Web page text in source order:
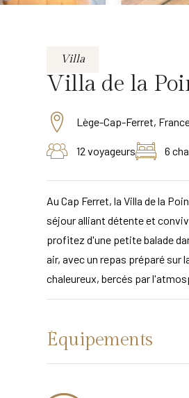
Villa
Villa de la
Lège-Cap-Ferret,
12 voyageurs 6
Au Cap Ferret, la Villa de la
séjour alliant détente et
profitez d'une petite balade
air, avec un repas préparé sur
chaleureux, bercés par
Équipements